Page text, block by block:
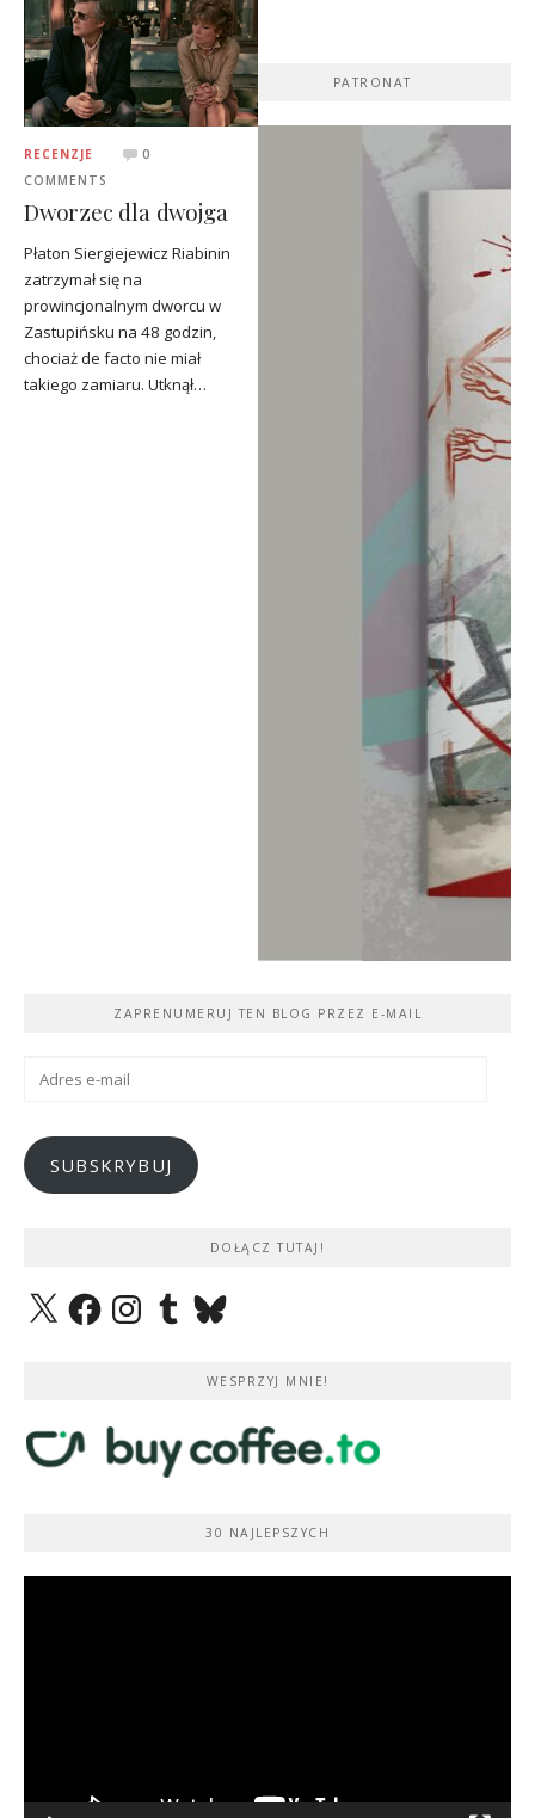
RECENZJE
0
COMMENTS
Dworzec dla dwojga
Płaton Siergiejewicz Riabinin
zatrzymał się na
prowincjonalnym dworcu w
Zastupińsku na 48 godzin,
chociaż de facto nie miał
takiego zamiaru. Utknął…
PATRONAT
ZAPRENUMERUJ TEN BLOG PRZEZ E-MAIL
Adres
SUBSKRYBUJ
DOŁĄCZ TUTAJ!
X FacebookInstagramTumblrBluesky
WESPRZYJ MNIE!
30 NAJLEPSZYCH